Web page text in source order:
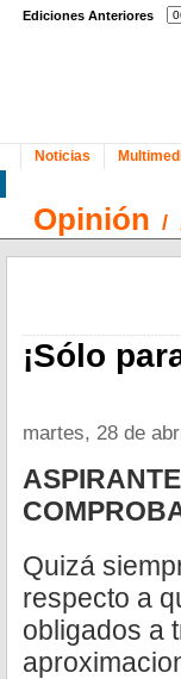
Ediciones Anteriores
Noticias
Opinión /
¡Sólo
martes, 28 de
Quizá
respecto a
obligados a